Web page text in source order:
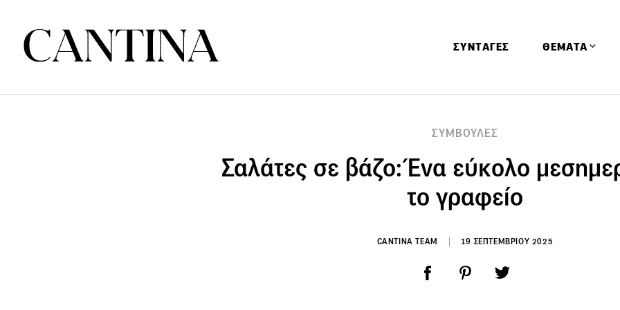
ΣΥΝΤΑΓΕΣ ΘΕΜΑΤΑ
Ειδήσεις
ΣΥΜΒΟΥΛΕΣ
Σαλάτες σε βάζο: Ένα εύκολο
το γραφείο
CANTINA TEAM 19 ΣΕΠΤΕΜΒΡΙΟΥ 2025